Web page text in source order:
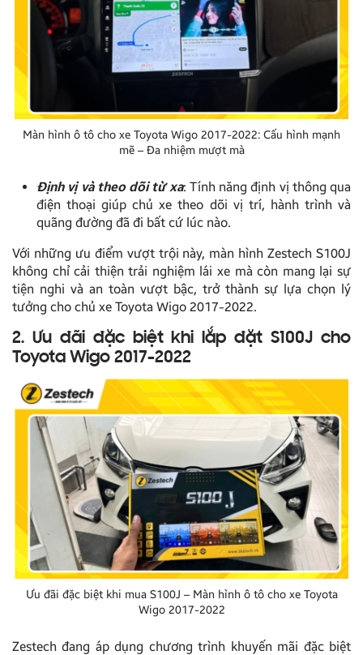
Màn hình ô tô cho xe Toyota Wigo 2017-2022: Cấu hình mạnh
mẽ – Đa nhiệm mượt mà
Định vị và theo dõi từ xa: Tính năng định vị thông qua
điện thoại giúp chủ xe theo dõi vị trí, hành trình và
quãng đường đã đi bất cứ lúc nào.
Với những ưu điểm vượt trội này, màn hình Zestech S100J
không chỉ cải thiện trải nghiệm lái xe mà còn mang lại sự
tiện nghi và an toàn vượt bậc, trở thành sự lựa chọn lý
tưởng cho chủ xe Toyota Wigo 2017-2022.
2. Ưu đãi đặc biệt khi lắp đặt S100J cho
Toyota Wigo 2017-2022
Ưu đãi đặc biệt khi mua S100J – Màn hình ô tô cho xe Toyota
Wigo 2017-2022
Zestech đang áp dụng chương trình khuyến mãi đặc biệt